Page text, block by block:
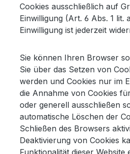
Cookies ausschließlich auf
Einwilligung (Art. 6 Abs. 1 lit.
Einwilligung ist jederzeit
Sie können Ihren Browser
Sie über das Setzen von
werden und Cookies nur im
die Annahme von Cookies
oder generell ausschließen
automatische Löschen der
Schließen des Browsers
Deaktivierung von Cookies
Funktionalität dieser Website